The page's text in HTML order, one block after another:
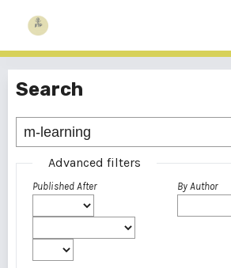
Search
Advanced filters
Published After By Author